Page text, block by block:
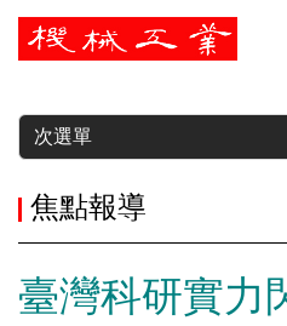
暫停
次選單
焦點報導
臺灣科研實力